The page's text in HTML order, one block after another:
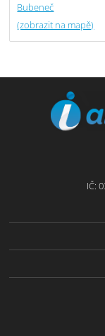
Bubeneč
(zobrazit na mapě)
IČ: